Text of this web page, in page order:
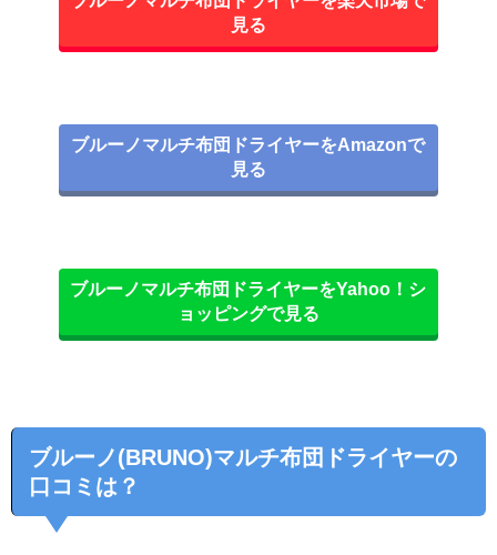
見る
ブルーノマルチ布団ドライヤーをAmazonで
見る
ブルーノマルチ布団ドライヤーをYahoo！シ
ョッピングで見る
ブルーノ(BRUNO)マルチ布団ドライヤーの
口コミは？